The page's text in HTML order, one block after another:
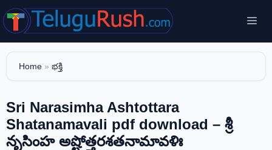
Skip
to
content
Home » భక్తి
Sri Narasimha Ashtottara
Shatanamavali pdf download – శ్రీ
నృసింహ అష్టోత్తరశతనామావళిః